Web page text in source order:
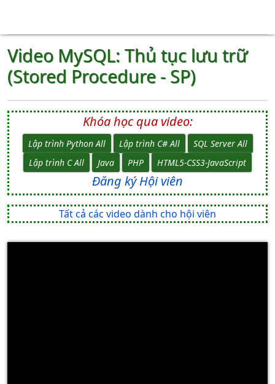
Video MySQL: Thủ tục lưu trữ
(Stored Procedure - SP)
Khóa học qua video:
Lập trình Python All Lập trình C# All
SQL Server All
Lập trình C All
Java PHP HTML5-CSS3-JavaScript
Đăng ký Hội viên
Tất cả các video dành cho hội viên